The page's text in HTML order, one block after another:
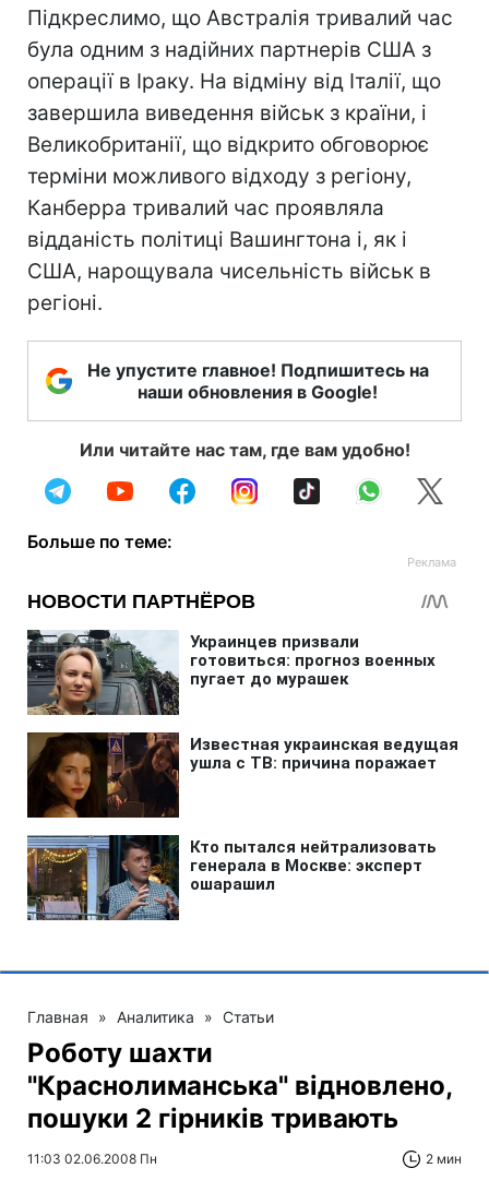
Підкреслимо, що Австралія тривалий час
була одним з надійних партнерів США з
операції в Іраку. На відміну від Італії, що
завершила виведення військ з країни, і
Великобританії, що відкрито обговорює
терміни можливого відходу з регіону,
Канберра тривалий час проявляла
відданість політиці Вашингтона і, як і
США, нарощувала чисельність військ в
регіоні.
Не упустите главное! Подпишитесь на
наши обновления в Google!
Или читайте нас там, где вам удобно!
Больше по теме:
Главная » Аналитика » Статьи
Роботу шахти
"Краснолиманська" відновлено,
пошуки 2 гірників тривають
11:03 02.06.2008 Пн 2 мин